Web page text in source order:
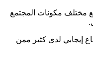
مختلف مكونات المجتمع
إيجابي لدى كثير ممن